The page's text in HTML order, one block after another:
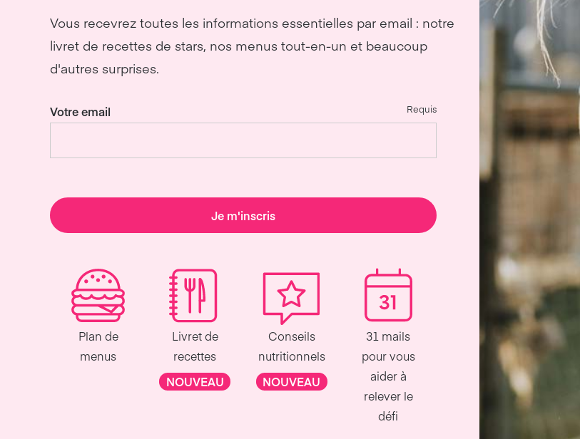
Vous recevrez toutes les informations essentielles par email : notre
livret de recettes de stars, nos menus tout-en-un et beaucoup
d'autres surprises.
Votre email Requis
Je m'inscris
Plan de
menus
Livret de
recettes
NOUVEAU
Conseils
nutritionnels
NOUVEAU
31 mails
pour vous
aider à
relever le
défi